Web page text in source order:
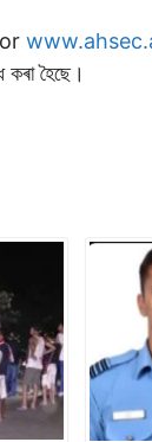
or
কৰা হৈছে।